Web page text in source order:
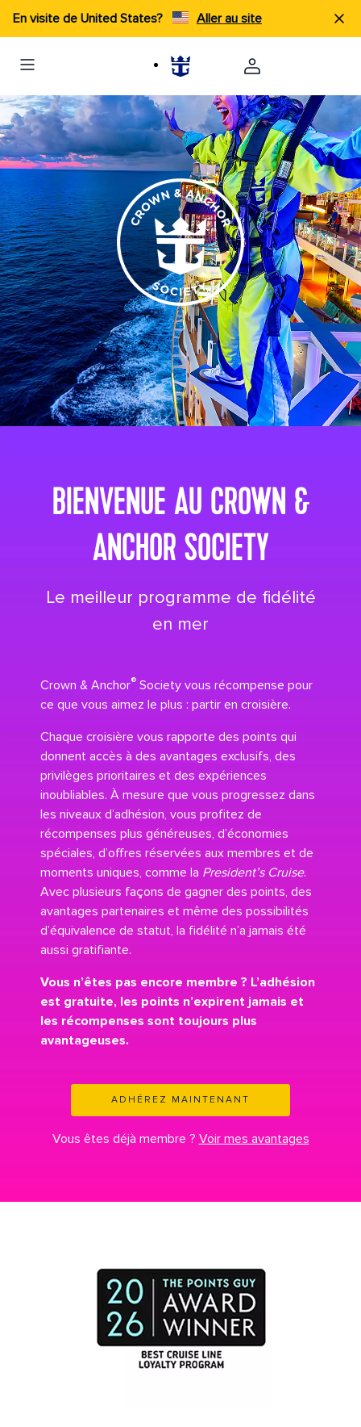
En visite de United States? Aller au site
BIENVENUE AU CROWN &
ANCHOR SOCIETY
Le meilleur programme de fidélité
en mer
Crown & Anchor® Society vous récompense pour
ce que vous aimez le plus : partir en croisière.
Chaque croisière vous rapporte des points qui
donnent accès à des avantages exclusifs, des
privilèges prioritaires et des expériences
inoubliables. À mesure que vous progressez dans
les niveaux d’adhésion, vous profitez de
récompenses plus généreuses, d’économies
spéciales, d’offres réservées aux membres et de
moments uniques, comme la President’s Cruise.
Avec plusieurs façons de gagner des points, des
avantages partenaires et même des possibilités
d’équivalence de statut, la fidélité n’a jamais été
aussi gratifiante.
Vous n’êtes pas encore membre ? L’adhésion
est gratuite, les points n’expirent jamais et
les récompenses sont toujours plus
avantageuses.
ADHÉREZ MAINTENANT
Vous êtes déjà membre ? Voir mes avantages